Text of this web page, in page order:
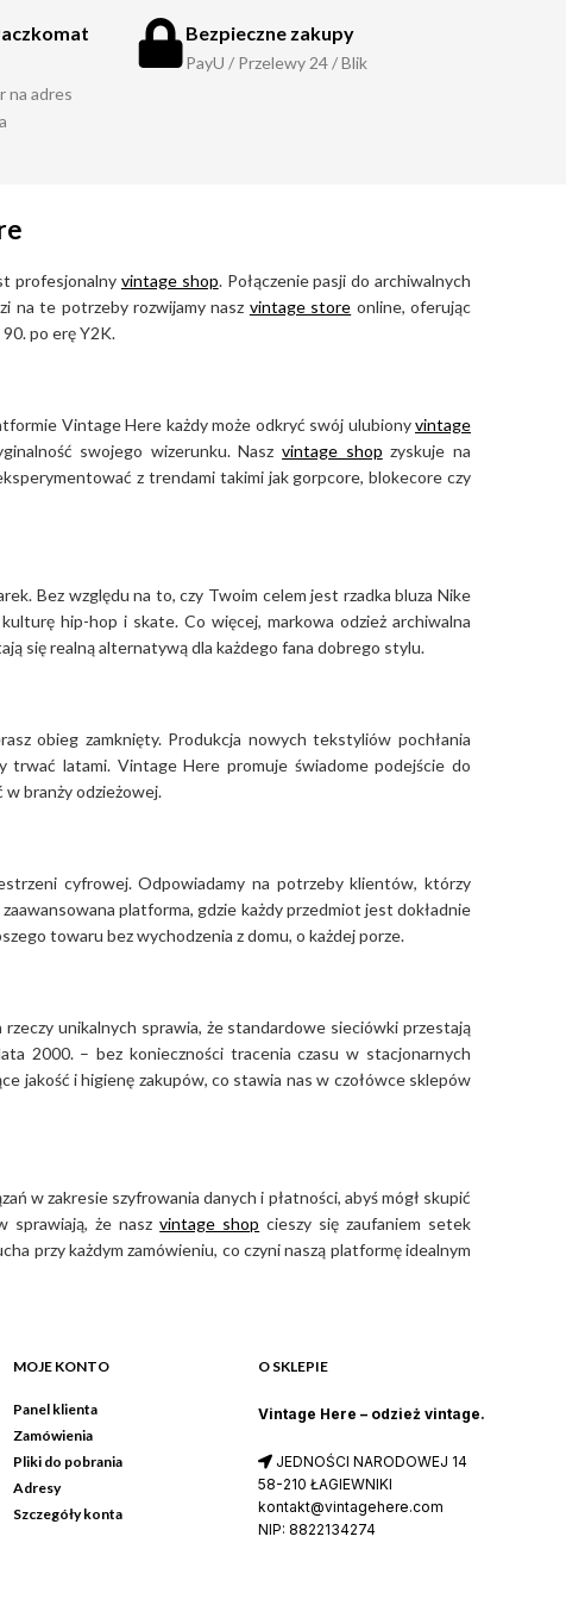
na adres
Bezpieczne zakupy
PayU / Przelewy 24 / Blik
profesjonalny vintage shop. Połączenie pasji do archiwalnych
na te potrzeby rozwijamy nasz vintage store online, oferując
po erę Y2K.
Vintage Here każdy może odkryć swój ulubionyvintage
swojego wizerunku. Naszvintage shop zyskuje na
z trendami takimi jak gorpcore, blokecore czy
Bez względu na to, czy Twoim celem jest rzadka bluza Nike
hip-hop i skate. Co więcej, markowa odzież archiwalna
się realną alternatywą dla każdego fana dobrego stylu.
obieg zamknięty. Produkcja nowych tekstyliów pochłania
latami. Vintage Here promuje świadome podejście do
w branży odzieżowej.
cyfrowej. Odpowiadamy na potrzeby klientów, którzy
platforma, gdzie każdy przedmiot jest dokładnie
towaru bez wychodzenia z domu, o każdej porze.
unikalnych sprawia, że standardowe sieciówki przestają
2000. – bez konieczności tracenia czasu w stacjonarnych
jakość i higienę zakupów, co stawia nas w czołówce sklepów
w zakresie szyfrowania danych i płatności, abyś mógł skupić
sprawiają, że naszvintage shop cieszy się zaufaniem setek
przy każdym zamówieniu, co czyni naszą platformę idealnym
MOJE KONTO
Panel klienta
Zamówienia
Pliki do pobrania
Adresy
Szczegóły konta
O SKLEPIE
Vintage Here – odzież vintage.
JEDNOŚCI NARODOWEJ 14
58-210 ŁAGIEWNIKI
kontakt@vintagehere.com
NIP: 8822134274